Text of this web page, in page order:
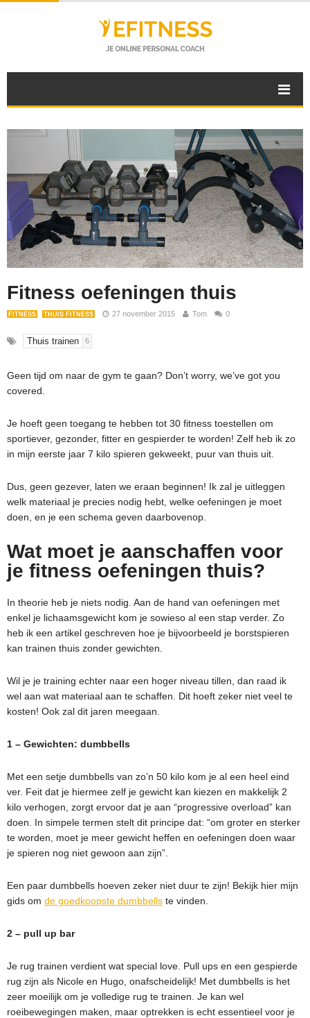
Fitness oefeningen thuis
FITNESS THUIS FITNESS 27 november 2015 Tom 0
Thuis trainen 6
Geen tijd om naar de gym te gaan? Don’t worry, we’ve got you
covered.
Je hoeft geen toegang te hebben tot 30 fitness toestellen om
sportiever, gezonder, fitter en gespierder te worden! Zelf heb ik zo
in mijn eerste jaar 7 kilo spieren gekweekt, puur van thuis uit.
Dus, geen gezever, laten we eraan beginnen! Ik zal je uitleggen
welk materiaal je precies nodig hebt, welke oefeningen je moet
doen, en je een schema geven daarbovenop.
Wat moet je aanschaffen voor
je fitness oefeningen thuis?
In theorie heb je niets nodig. Aan de hand van oefeningen met
enkel je lichaamsgewicht kom je sowieso al een stap verder. Zo
heb ik een artikel geschreven hoe je bijvoorbeeld je borstspieren
kan trainen thuis zonder gewichten.
Wil je je training echter naar een hoger niveau tillen, dan raad ik
wel aan wat materiaal aan te schaffen. Dit hoeft zeker niet veel te
kosten! Ook zal dit jaren meegaan.
1 – Gewichten: dumbbells
Met een setje dumbbells van zo’n 50 kilo kom je al een heel eind
ver. Feit dat je hiermee zelf je gewicht kan kiezen en makkelijk 2
kilo verhogen, zorgt ervoor dat je aan “progressive overload” kan
doen. In simpele termen stelt dit principe dat: “om groter en sterker
te worden, moet je meer gewicht heffen en oefeningen doen waar
je spieren nog niet gewoon aan zijn”.
Een paar dumbbells hoeven zeker niet duur te zijn! Bekijk hier mijn
gids om de goedkoopste dumbbells te vinden.
2 – pull up bar
Je rug trainen verdient wat special love. Pull ups en een gespierde
rug zijn als Nicole en Hugo, onafscheidelijk! Met dumbbells is het
zeer moeilijk om je volledige rug te trainen. Je kan wel
roeibewegingen maken, maar optrekken is echt essentieel voor je